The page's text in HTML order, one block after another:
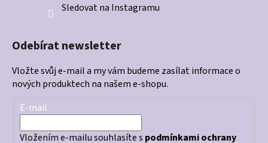
Sledovat na Instagramu
Odebírat newsletter
Vložte svůj e-mail a my vám budeme zasílat informace o
nových produktech na našem e-shopu.
E-mail
Vložením e-mailu souhlasíte s podmínkami ochrany